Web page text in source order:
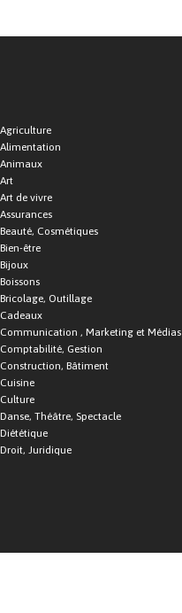
Agriculture
Alimentation
Animaux
Art
Art de vivre
Assurances
Beauté, Cosmétiques
Bien-être
Bijoux
Boissons
Bricolage, Outillage
Cadeaux
Communication , Marketing et Médias
Comptabilité, Gestion
Construction, Bâtiment
Cuisine
Culture
Danse, Théâtre, Spectacle
Diététique
Droit, Juridique